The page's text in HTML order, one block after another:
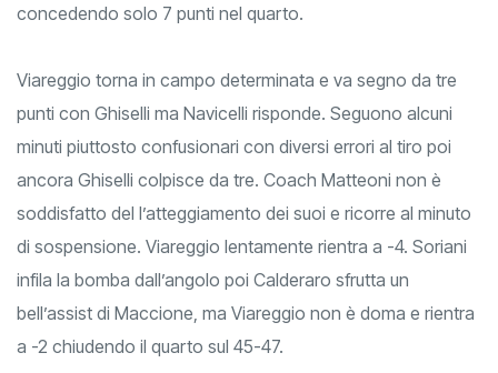
concedendo solo 7 punti nel quarto.
Viareggio torna in campo determinata e va segno da tre
punti con Ghiselli ma Navicelli risponde. Seguono alcuni
minuti piuttosto confusionari con diversi errori al tiro poi
ancora Ghiselli colpisce da tre. Coach Matteoni non è
soddisfatto del l’atteggiamento dei suoi e ricorre al minuto
di sospensione. Viareggio lentamente rientra a -4. Soriani
infila la bomba dall’angolo poi Calderaro sfrutta un
bell’assist di Maccione, ma Viareggio non è doma e rientra
a -2 chiudendo il quarto sul 45-47.